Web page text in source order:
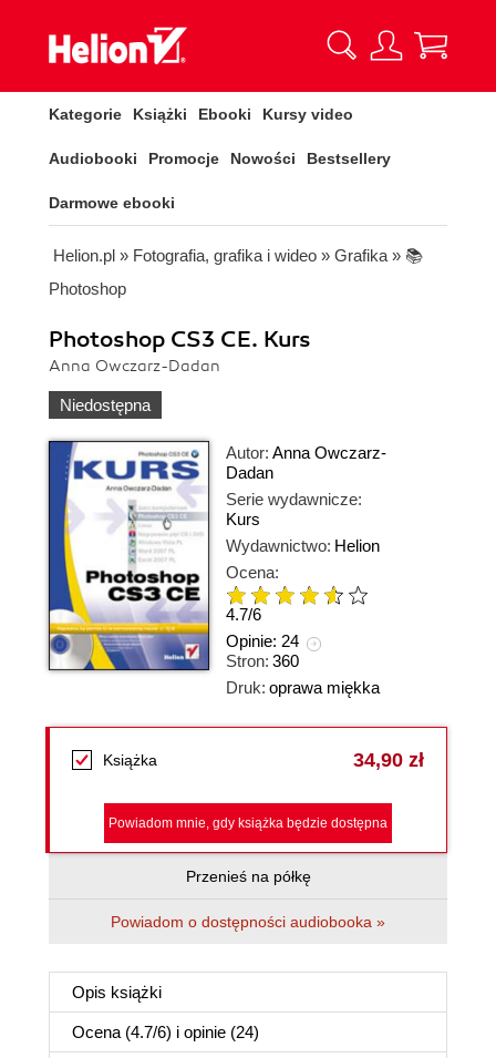
Kategorie Książki Ebooki Kursy video
Audiobooki Promocje Nowości Bestsellery
Darmowe ebooki
Helion.pl » Fotografia, grafika i wideo » Grafika » 📚
Photoshop
Photoshop CS3 CE. Kurs
Anna Owczarz-Dadan
Niedostępna
Autor: Anna Owczarz-
Dadan
Serie wydawnicze:
Kurs
Wydawnictwo: Helion
Ocena:
4.7/6
Opinie: 24
Stron: 360
Druk: oprawa miękka
Książka 34,90 zł
Powiadom mnie, gdy książka będzie dostępna
Przenieś na półkę
Powiadom o dostępności audiobooka »
Opis książki
Ocena (4.7/6) i opinie (24)